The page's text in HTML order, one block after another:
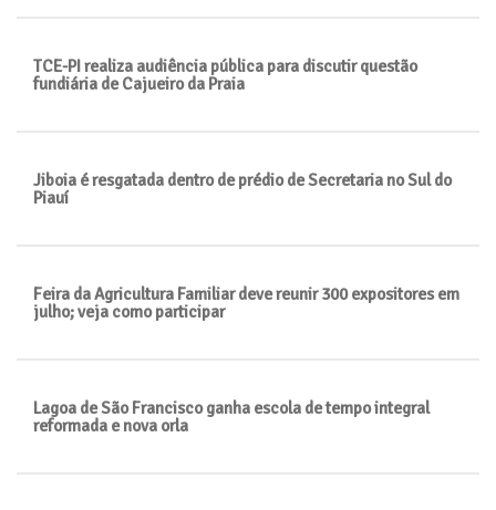
TCE-PI realiza audiência pública para discutir questão
fundiária de Cajueiro da Praia
Jiboia é resgatada dentro de prédio de Secretaria no Sul do
Piauí
Feira da Agricultura Familiar deve reunir 300 expositores em
julho; veja como participar
Lagoa de São Francisco ganha escola de tempo integral
reformada e nova orla